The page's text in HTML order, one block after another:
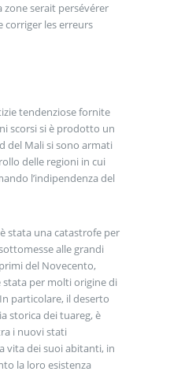
zone serait persévérer
corriger les erreurs
tendenziose fornite
scorsi si è prodotto un
del Mali si sono armati
delle regioni in cui
l’indipendenza del
stata una catastrofe per
alle grandi
del Novecento,
stata per molti origine di
particolare, il deserto
storica dei tuareg, è
i nuovi stati
vita dei suoi abitanti, in
la loro esistenza